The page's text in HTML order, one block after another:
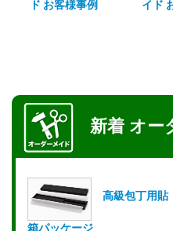
ド お客様事例
イド